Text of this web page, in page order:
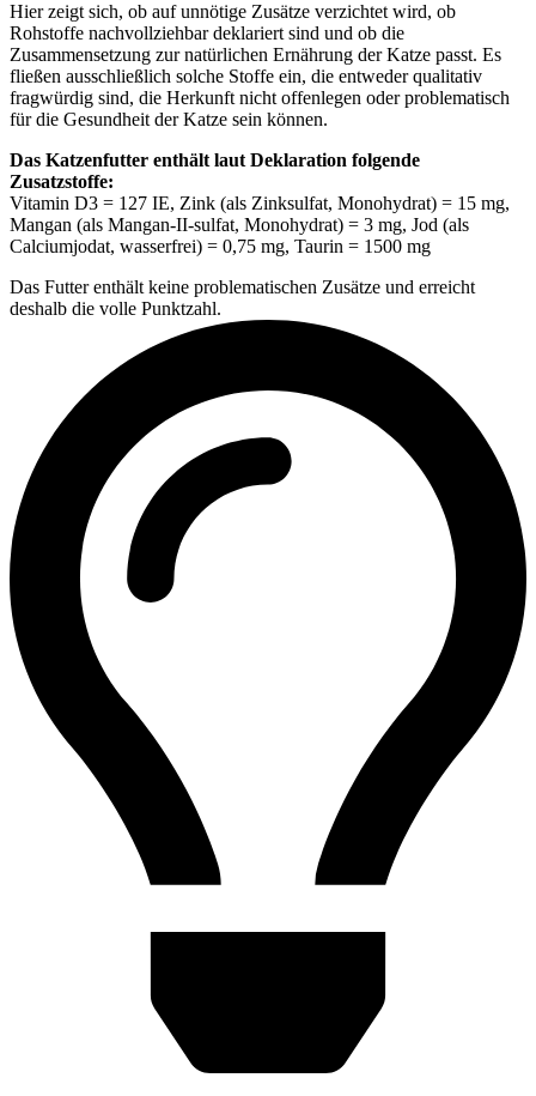
Hier zeigt sich, ob auf unnötige Zusätze verzichtet wird, ob
Rohstoffe nachvollziehbar deklariert sind und ob die
Zusammensetzung zur natürlichen Ernährung der Katze passt. Es
fließen ausschließlich solche Stoffe ein, die entweder qualitativ
fragwürdig sind, die Herkunft nicht offenlegen oder problematisch
für die Gesundheit der Katze sein können.
Das Katzenfutter enthält laut Deklaration folgende
Zusatzstoffe:
Vitamin D3 = 127 IE, Zink (als Zinksulfat, Monohydrat) = 15 mg,
Mangan (als Mangan-II-sulfat, Monohydrat) = 3 mg, Jod (als
Calciumjodat, wasserfrei) = 0,75 mg, Taurin = 1500 mg
Das Futter enthält keine problematischen Zusätze und erreicht
deshalb die volle Punktzahl.